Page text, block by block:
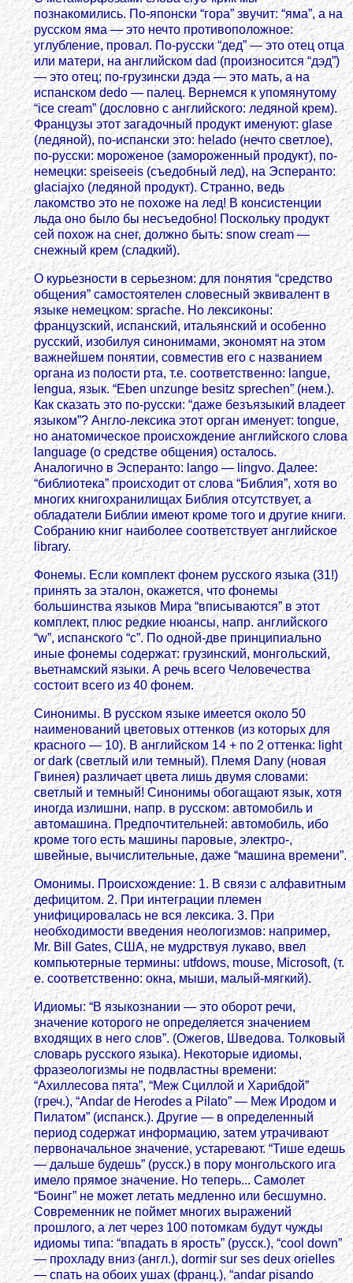
познакомились. По-японски “гора” звучит: “яма”, а на
русском ямa — это нечто противоположное:
углубление, провал. По-русски “дед” — это отец отца
или матери, на английском dad (произносится “дэд”)
— это отец; по-грузински дэда — это мать, а на
испанском dedo — палец. Вернемся к упомянутому
“ice cream” (дословно с английского: ледяной крем).
Французы этот загадочный продукт именуют: glase
(ледяной), по-испански это: helado (нечто светлое),
по-русски: мороженое (замороженный продукт), по-
немецки: speiseeis (съедобный лед), на Эсперанто:
glaciajxo (ледяной продукт). Странно, ведь
лакомство это не похоже на лед! В консистенции
льда оно было бы несъедобно! Поскольку продукт
сей похож на снег, должно быть: snow cream —
снежный крем (сладкий).
О курьезности в серьезном: для понятия “средство
общения” самостоятелен словесный эквивалент в
языке немецком: sprache. Но лексиконы:
французский, испанский, итальянский и особенно
русский, изобилуя синонимами, экономят на этом
важнейшем понятии, совместив его с названием
органа из полости рта, т.е. соответственно: langue,
lengua, язык. “Eben unzunge besitz sprechen” (нем.).
Как сказать это по-русски: “даже безъязыкий владеет
языком”? Англо-лексика этот орган именует: tongue,
но анатомическое происхождение английского слова
language (о средстве общения) осталось.
Аналогично в Эсперанто: lango — lingvo. Далее:
“библиотека” происходит от слова “Библия”, хотя во
многих книгохранилищах Библия отсутствует, а
обладатели Библии имеют кроме того и другие книги.
Собранию книг наиболее соответствует английское
library.
Фонемы. Если комплект фонем русского языка (31!)
принять за эталон, окажется, что фонемы
большинства языков Мира “вписываются” в этот
комплект, плюс редкие нюансы, напр. английского
“w”, испанского “с”. По одной-две принципиально
иные фонемы содержат: грузинский, монгольский,
вьетнамский языки. А речь всего Человечества
состоит всего из 40 фонем.
Синонимы. В русском языке имеется около 50
наименований цветовых оттенков (из которых для
красного — 10). В английском 14 + по 2 оттенка: light
or dark (светлый или темный). Племя Dany (новая
Гвинея) различает цвета лишь двумя словами:
светлый и темный! Синонимы обогащают язык, хотя
иногда излишни, напр. в русском: автомобиль и
автомашина. Предпочтительней: автомобиль, ибо
кроме того есть машины паровые, электро-,
швейные, вычислительные, даже “машина времени”.
Омонимы. Происхождение: 1. В связи с алфавитным
дефицитом. 2. При интеграции племен
унифицировалась не вся лексика. 3. При
необходимости введения неологизмов: например,
Mr. Bill Gates, США, не мудрствуя лукаво, ввел
компьютерные термины: utfdows, mousе, Microsoft, (т.
е. соответственно: окна, мыши, малый-мягкий).
Идиомы: “В языкознании — это оборот речи,
значение которого не определяется значением
входящих в него слов”. (Ожегов, Шведова. Толковый
словарь русского языка). Некоторые идиомы,
фразеологизмы не подвластны времени:
“Ахиллесова пята”, “Мeж Сциллой и Харибдой”
(греч.), “Andar de Herodes a Pilato” — Mеж Иродом и
Пилатом” (испанск.). Другие — в определенный
период содержат информацию, затем утрачивают
первоначальное значение, устаревают. “Тише едешь
— дальше будешь” (русск.) в пору монгольского ига
имело прямое значение. Но теперь... Самолет
“Боинг” не может летать медленно или бесшумно.
Современник не поймет многих выражений
прошлого, а лет через 100 потомкам будут чужды
идиомы типа: “впадать в ярость” (русск.), “cool down”
— прохладу вниз (англ.), dormir sur ses deux orielles
— спать на обоих ушах (франц.), “аndar pisando